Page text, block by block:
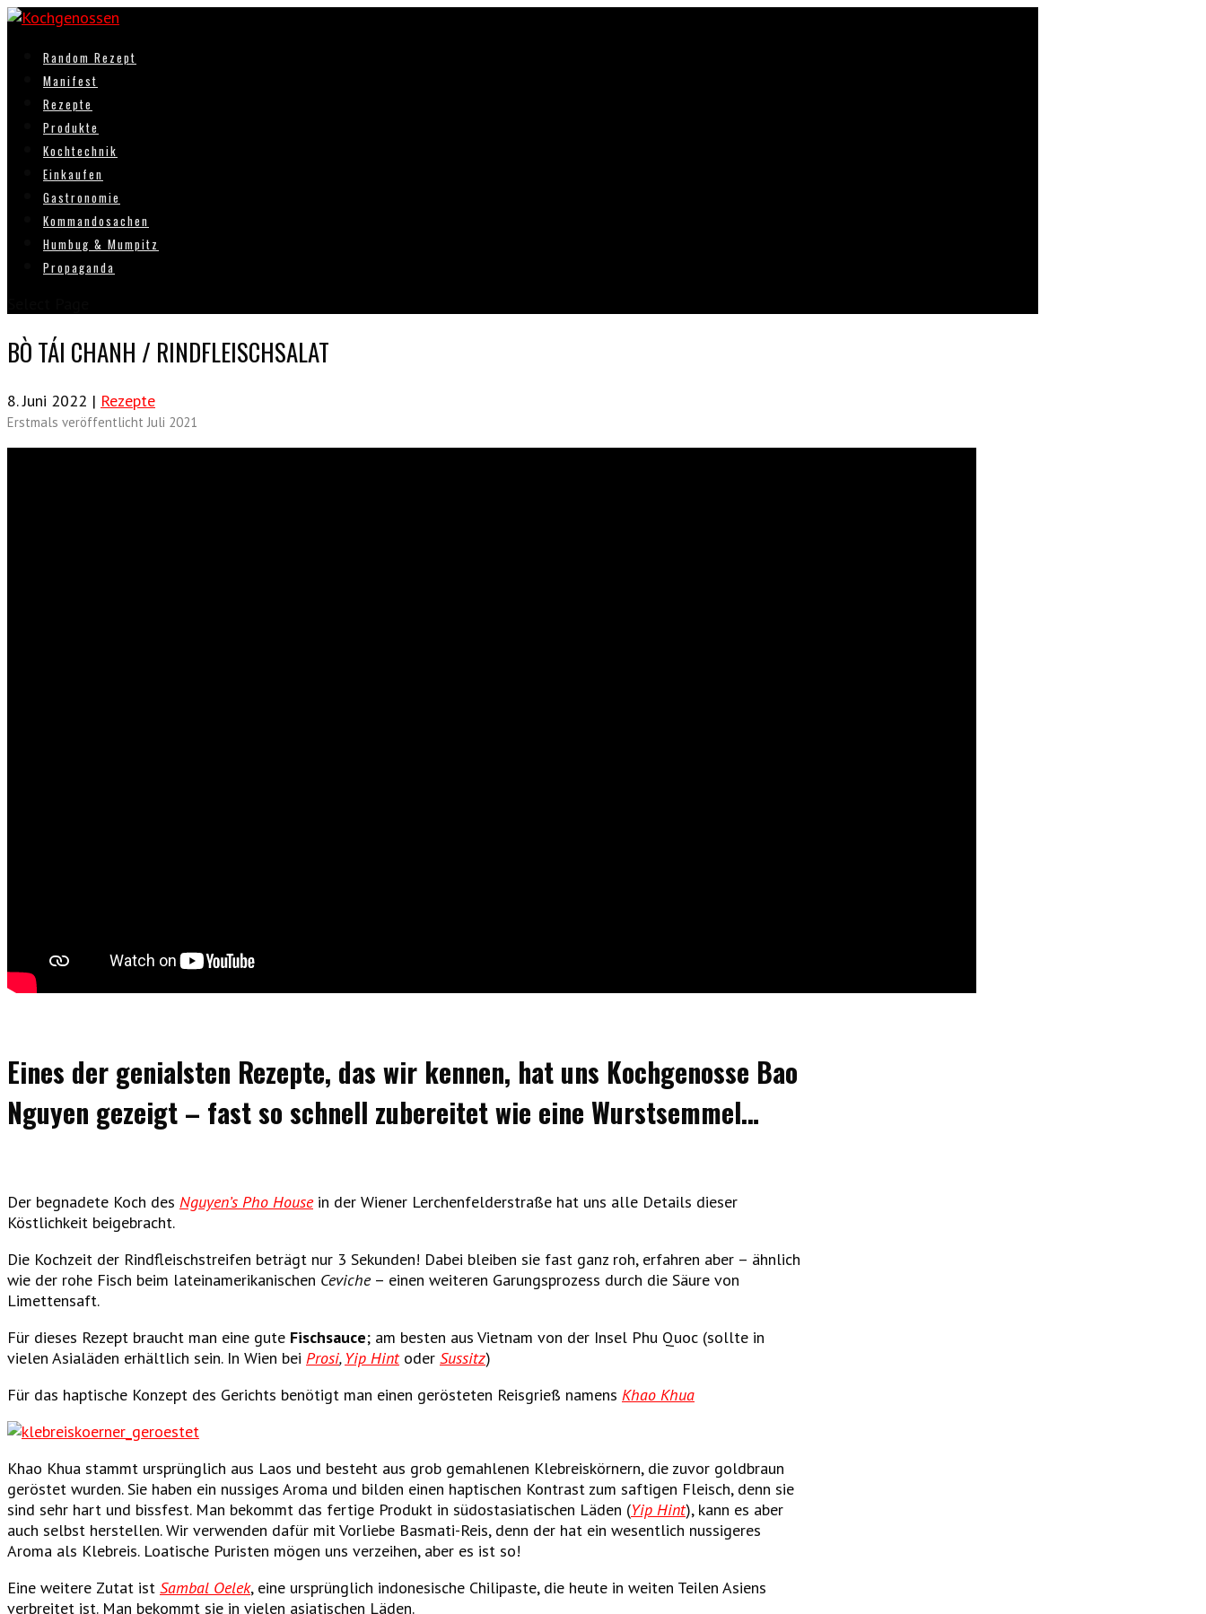
Random Rezept
Manifest
Rezepte
Produkte
Kochtechnik
Einkaufen
Gastronomie
Kommandosachen
Humbug & Mumpitz
Propaganda
BÒ TÁI CHANH / RINDFLEISCHSALAT
8. Juni 2022 | Rezepte
Erstmals veröffentlicht Juli 2021
Eines der genialsten Rezepte, das wir kennen, hat uns Kochgenosse Bao
Nguyen gezeigt – fast so schnell zubereitet wie eine Wurstsemmel…
Der begnadete Koch des Nguyen’s Pho Housein der Wiener Lerchenfelderstraße hat uns alle Details dieser
Köstlichkeit beigebracht.
Die Kochzeit der Rindfleischstreifen beträgt nur 3 Sekunden! Dabei bleiben sie fast ganz roh, erfahren aber – ähnlich
wie der rohe Fisch beim lateinamerikanischen Ceviche– einen weiteren Garungsprozess durch die Säure von
Limettensaft.
Für dieses Rezept braucht man eine gute Fischsauce; am besten aus Vietnam von der Insel Phu Quoc (sollte in
vielen Asialäden erhältlich sein. In Wien bei Prosi, Yip Hintoder Sussitz)
Für das haptische Konzept des Gerichts benötigt man einen gerösteten Reisgrieß namens Khao Khua
Khao Khua stammt ursprünglich aus Laos und besteht aus grob gemahlenen Klebreiskörnern, die zuvor goldbraun
geröstet wurden. Sie haben ein nussiges Aroma und bilden einen haptischen Kontrast zum saftigen Fleisch, denn sie
sind sehr hart und bissfest. Man bekommt das fertige Produkt in südostasiatischen Läden (Yip Hint), kann es aber
auch selbst herstellen. Wir verwenden dafür mit Vorliebe Basmati-Reis, denn der hat ein wesentlich nussigeres
Aroma als Klebreis. Loatische Puristen mögen uns verzeihen, aber es ist so!
Eine weitere Zutat ist Sambal Oelek, eine ursprünglich indonesische Chilipaste, die heute in weiten Teilen Asiens
verbreitet ist. Man bekommt sie in vielen asiatischen Läden.